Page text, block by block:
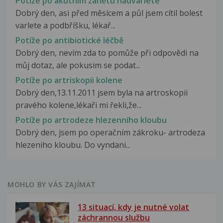
Dobrý den, asi před měsícem a půl jsem cítil bolest
varlete a podbříšku, lékař...
Potíže po antibiotické léčbě
Dobrý den, nevím zda to pomůže při odpovědi na
můj dotaz, ale pokusim se podat...
Potíže po artriskopii kolene
Dobrý den,13.11.2011 jsem byla na artroskopii
pravého kolene,lékaři mi řekli,že...
Potíže po artrodeze hlezenního kloubu
Dobrý den, jsem po operačním zákroku- artrodeza
hlezeniho kloubu. Do vyndani...
MOHLO BY VÁS ZAJÍMAT
13 situací, kdy je nutné volat
záchrannou službu